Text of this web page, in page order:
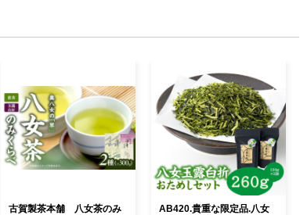
古賀製茶本舗 八女茶のみ
AB420.貴重な限定品.八女